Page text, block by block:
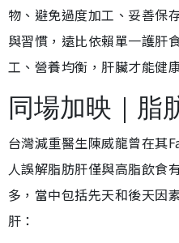
物、避免過度加工、妥善保
與習慣，遠比依賴單一護肝
工、營養均衡，肝臟才能健
同場加映｜脂
台灣減重醫生陳威龍曾在其
人誤解脂肪肝僅與高脂飲食
多，當中包括先天和後天因
肝：